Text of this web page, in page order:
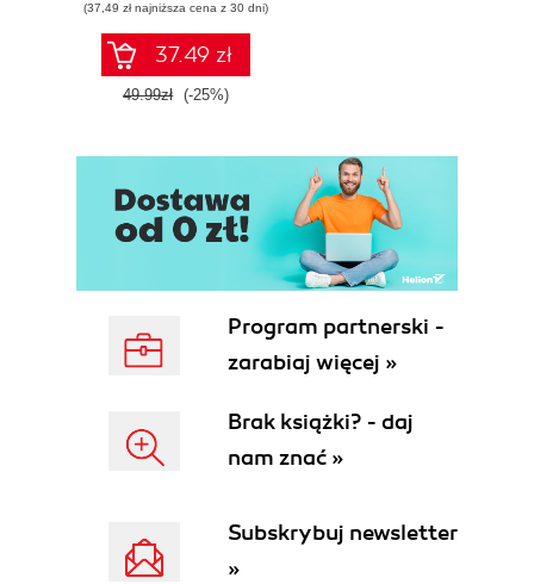
25. Powrót do pracy
26. Narodziny superbohatera
27. Poza grami wideo
29. Po zaciemnieniu, przed blaskiem
30. Po prostu to zrób
31. Za gorąco, za zimno, w sam raz
32. Maszyna snów Kutaragiego
33. Zwycięska rundka
35. Shoshinkai
36. Prometeusz odnowiony
38. Jakiś potwór tu nadchodzi
39. No to lecimy!
41. Fugu
42. Barbarzyńcy u bram
(37,49 zł najniższa cena z 30 dni)
37.49 zł
49.99zł (-25%)
Program partnerski -
zarabiaj więcej »
Brak książki? - daj
nam znać »
Subskrybuj newsletter
»